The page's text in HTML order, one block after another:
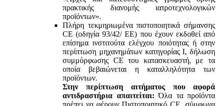
πρακτικής διανομής ιατροτεχνολογικών
προϊόντων».
Πλήρη τεκμηριωμένα πιστοποιητικά σήμανσης
CE (οδηγία 93/42/ ΕΕ) που έχουν εκδοθεί από
επίσημα ινστιτούτα ελέγχου ποιότητας ή στην
περίπτωση μηχανημάτων κατηγορίας Ι, δήλωση
συμμόρφωσης CE του κατασκευαστή, με τα
οποία βεβαιώνεται η καταλληλότητα των
προϊόντων.
Στην περίπτωση αιτήματος που αφορά
αντιδραστήρια απαιτείται: Όλα τα προϊόντα
πρέπει να φέρουν Πιστοποιητικό CE, σύμφωνα